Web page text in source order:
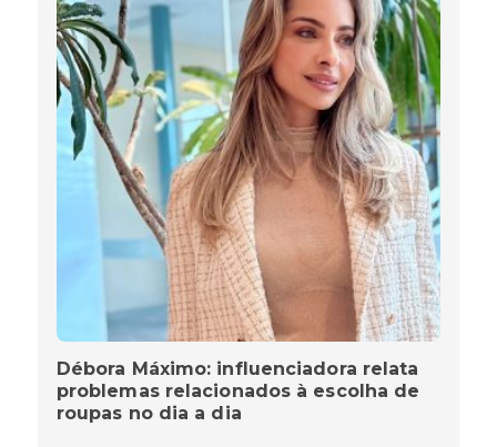
Débora Máximo: influenciadora relata
problemas relacionados à escolha de
roupas no dia a dia